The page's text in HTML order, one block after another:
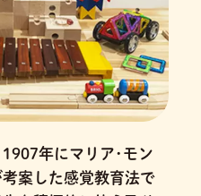
年にマリア･モン
案した感覚教育法で